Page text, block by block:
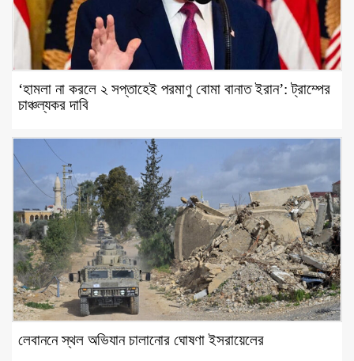
‘হামলা না করলে ২ সপ্তাহেই পরমাণু বোমা বানাত ইরান’: ট্রাম্পের
চাঞ্চল্যকর দাবি
লেবাননে স্থল অভিযান চালানোর ঘোষণা ইসরায়েলের